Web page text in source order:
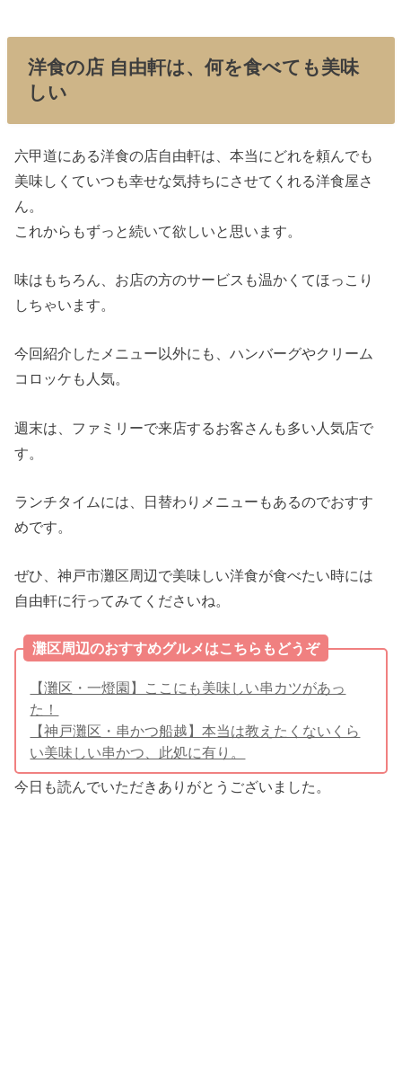
洋食の店 自由軒は、何を食べても美味
しい
六甲道にある洋食の店自由軒は、本当にどれを頼んでも
美味しくていつも幸せな気持ちにさせてくれる洋食屋さ
ん。
これからもずっと続いて欲しいと思います。
味はもちろん、お店の方のサービスも温かくてほっこり
しちゃいます。
今回紹介したメニュー以外にも、ハンバーグやクリーム
コロッケも人気。
週末は、ファミリーで来店するお客さんも多い人気店で
す。
ランチタイムには、日替わりメニューもあるのでおすす
めです。
ぜひ、神戸市灘区周辺で美味しい洋食が食べたい時には
自由軒に行ってみてくださいね。
灘区周辺のおすすめグルメはこちらもどうぞ
【灘区・一燈園】ここにも美味しい串カツがあっ
た！
【神戸灘区・串かつ船越】本当は教えたくないくら
い美味しい串かつ、此処に有り。
今日も読んでいただきありがとうございました。